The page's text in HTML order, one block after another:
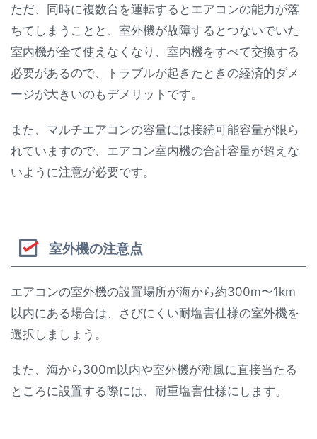
ただ、同時に複数台を運転するとエアコンの能力が落
ちてしまうことと、室外機が故障するとつないでいた
室内機が全て使えなくなり、室内機をすべて交換する
必要があるので、トラブルが起きたときの経済的ダメ
ージが大きいのもデメリットです。
また、マルチエアコンの容量には接続可能容量が限ら
れていますので、エアコン室内機の合計容量が超えな
いように注意が必要です。
室外機の注意点
エアコンの室外機の設置場所が海から約300m〜1km
以内にある場合は、さびにくい耐塩害仕様の室外機を
選択しましょう。
また、海から300m以内や室外機が潮風に直接当たる
ところに設置する際には、耐重塩害仕様にします。